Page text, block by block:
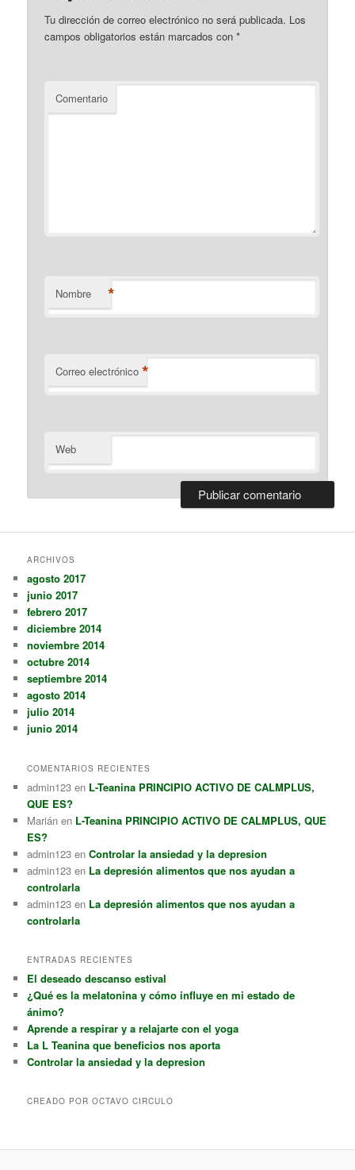
Tu dirección de correo electrónico no será publicada. Los
campos obligatorios están marcados con*
Comentario
Nombre *
Correo electrónico *
Web
ARCHIVOS
agosto 2017
junio 2017
febrero 2017
diciembre 2014
noviembre 2014
octubre 2014
septiembre 2014
agosto 2014
julio 2014
junio 2014
COMENTARIOS RECIENTES
admin123 en L-Teanina PRINCIPIO ACTIVO DE CALMPLUS,
QUE ES?
Marián en L-Teanina PRINCIPIO ACTIVO DE CALMPLUS, QUE
ES?
admin123 enControlar la ansiedad y la depresion
admin123 en La depresión alimentos que nos ayudan a
controlarla
admin123 en La depresión alimentos que nos ayudan a
controlarla
ENTRADAS RECIENTES
El deseado descanso estival
¿Qué es la melatonina y cómo influye en mi estado de
ánimo?
Aprende a respirar y a relajarte con el yoga
La L Teanina que beneficios nos aporta
Controlar la ansiedad y la depresion
CREADO POR OCTAVO CIRCULO